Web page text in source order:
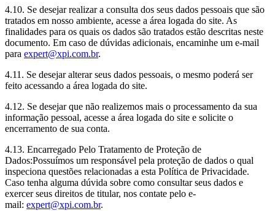
4.10. Se desejar realizar a consulta dos seus dados pessoais que são
tratados em nosso ambiente, acesse a área logada do site. As
finalidades para os quais os dados são tratados estão descritas neste
documento. Em caso de dúvidas adicionais, encaminhe um e-mail
para expert@xpi.com.br.
4.11. Se desejar alterar seus dados pessoais, o mesmo poderá ser
feito acessando a área logada do site.
4.12. Se desejar que não realizemos mais o processamento da sua
informação pessoal, acesse a área logada do site e solicite o
encerramento de sua conta.
4.13. Encarregado Pelo Tratamento de Proteção de
Dados:Possuímos um responsável pela proteção de dados o qual
inspeciona questões relacionadas a esta Política de Privacidade.
Caso tenha alguma dúvida sobre como consultar seus dados e
exercer seus direitos de titular, nos contate pelo e-
mail: expert@xpi.com.br.